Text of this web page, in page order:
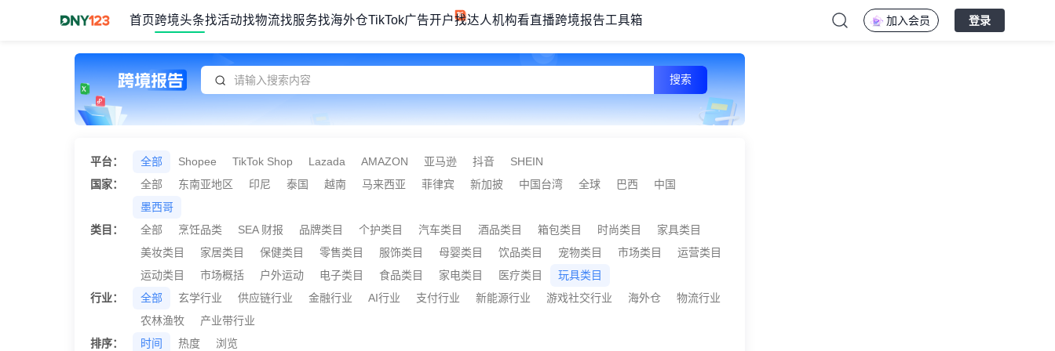
首页 跨境头条找活动找物流找服务找海外仓TikTok广告开户找达人机构看直播跨境报告工具箱 加入会员 登录
搜索
平台： 全部 Shopee TikTok Shop Lazada AMAZON 亚马逊 抖音
SHEIN
国家：
全部 东南亚地区 印尼 泰国 越南 马来西亚 菲律宾 新加披 中国台湾 全球 巴西
中国
墨西哥
类目：
全部 烹饪品类 SEA 财报 品牌类目 个护类目 汽车类目 酒品类目 箱包类目 时尚类目
家具类目
美妆类目
家居类目 保健类目 零售类目 服饰类目 母婴类目 饮品类目 宠物类目 市场类目
运营类目
运动类目
市场概括 户外运动 电子类目 食品类目 家电类目 医疗类目
玩具类目
行业：
全部 玄学行业 供应链行业 金融行业 AI行业 支付行业 新能源行业 游戏社交行业 海外仓
物流行业
农林渔牧
产业带行业
排序：
时间 热度 浏览